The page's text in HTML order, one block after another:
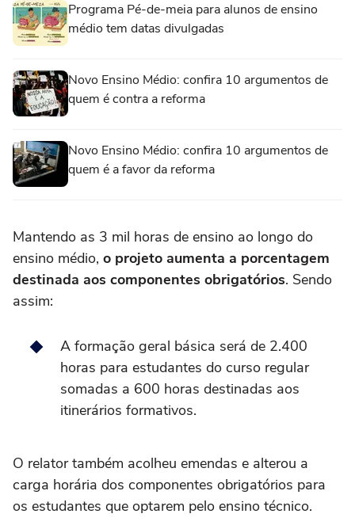
Programa Pé-de-meia para alunos de ensino
médio tem datas divulgadas
Novo Ensino Médio: confira 10 argumentos de
quem é contra a reforma
Novo Ensino Médio: confira 10 argumentos de
quem é a favor da reforma
Mantendo as 3 mil horas de ensino ao longo do
ensino médio, o projeto aumenta a porcentagem
destinada aos componentes obrigatórios. Sendo
assim:
A formação geral básica será de 2.400
horas para estudantes do curso regular
somadas a 600 horas destinadas aos
itinerários formativos.
O relator também acolheu emendas e alterou a
carga horária dos componentes obrigatórios para
os estudantes que optarem pelo ensino técnico.